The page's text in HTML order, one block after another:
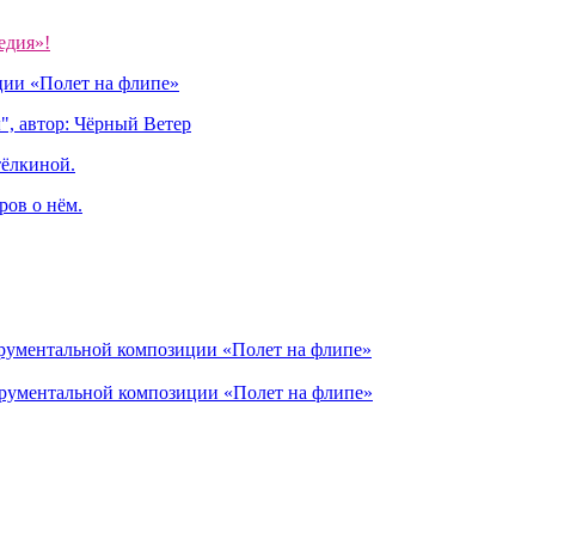
«Полет на флипе»
автор: Чёрный Ветер
о нём.
композиции «Полет на флипе»
композиции «Полет на флипе»